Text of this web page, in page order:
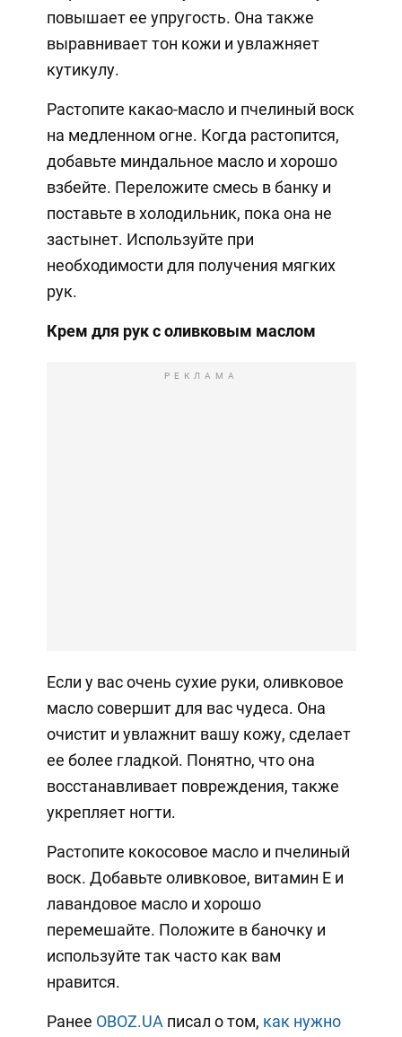
повышает ее упругость. Она также
выравнивает тон кожи и увлажняет
кутикулу.
Растопите какао-масло и пчелиный воск
на медленном огне. Когда растопится,
добавьте миндальное масло и хорошо
взбейте. Переложите смесь в банку и
поставьте в холодильник, пока она не
застынет. Используйте при
необходимости для получения мягких
рук.
Крем для рук с оливковым маслом
РЕКЛАМА
Если у вас очень сухие руки, оливковое
масло совершит для вас чудеса. Она
очистит и увлажнит вашу кожу, сделает
ее более гладкой. Понятно, что она
восстанавливает повреждения, также
укрепляет ногти.
Растопите кокосовое масло и пчелиный
воск. Добавьте оливковое, витамин Е и
лавандовое масло и хорошо
перемешайте. Положите в баночку и
используйте так часто как вам
нравится.
Ранее OBOZ.UA писал о том, как нужно